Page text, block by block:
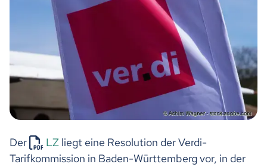
Der LZ liegt eine Resolution der Verdi-
Tarifkommission in Baden-Württemberg vor, in der